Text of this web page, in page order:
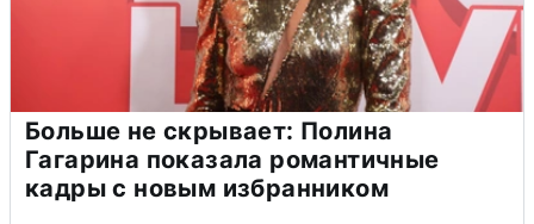
Больше не скрывает: Полина
Гагарина показала романтичные
кадры с новым избранником